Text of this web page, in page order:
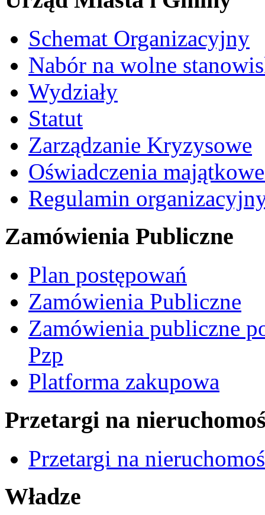
Schemat Organizacyjny
Nabór na wolne
Wydziały
Statut
Zarządzanie Kryzysowe
Oświadczenia
Regulamin
Zamówienia Publiczne
Plan postępowań
Zamówienia Publiczne
Zamówienia publiczne
Pzp
Platforma zakupowa
Przetargi na
Przetargi na
Władze